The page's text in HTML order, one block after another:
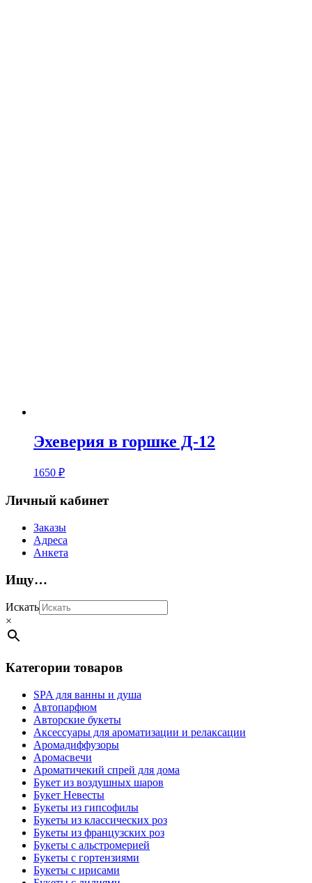
Эхеверия в горшке Д-12
1650 ₽
Личный кабинет
Заказы
Адреса
Анкета
Ищу…
Искать
×
Категории товаров
SPA для ванны и душа
Автопарфюм
Авторские букеты
Аксессуары для ароматизации и релаксации
Аромадиффузоры
Аромасвечи
Ароматичекий спрей для дома
Букет из воздушных шаров
Букет Невесты
Букеты из гипсофилы
Букеты из классических роз
Букеты из французских роз
Букеты с альстромерией
Букеты с гортензиями
Букеты с ирисами